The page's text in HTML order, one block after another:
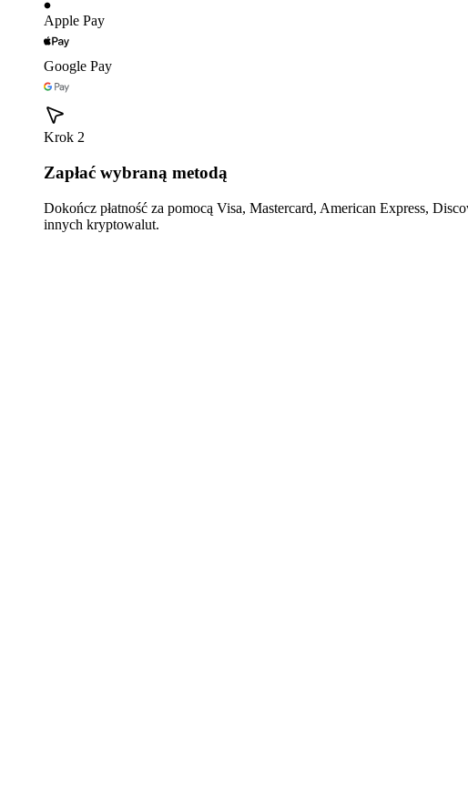
Apple Pay
Google Pay
Krok 2
Zapłać wybraną metodą
Dokończ płatność za pomocą Visa, Mastercard, American Express,
innych kryptowalut.